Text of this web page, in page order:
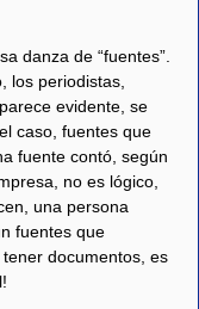
danza de “fuentes”.
los periodistas,
evidente, se
caso, fuentes que
fuente contó, según
no es lógico,
una persona
fuentes que
documentos, es